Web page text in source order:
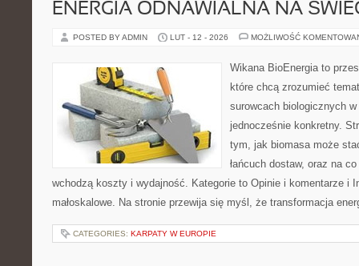
ENERGIA ODNAWIALNA NA
POSTED BY ADMIN LUT - 12 - 2026 MOŻLIWOŚĆ
Wikana BioEnergia to
które chcą zrozumieć
surowcach biologicznych
jednocześnie konkretny.
tym, jak biomasa może
łańcuch dostaw, oraz na
wchodzą koszty i wydajność. Kategorie to Opinie i komentarze i
małoskalowe. Na stronie przewija się myśl, że transformacja
CATEGORIES: KARPATY W EUROPIE